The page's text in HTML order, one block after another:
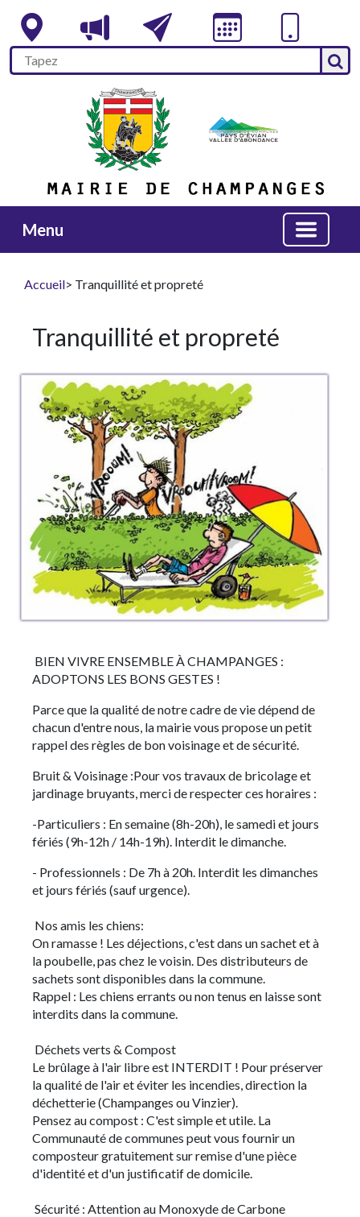
Menu
Accueil> Tranquillité et propreté
Tranquillité et propreté
BIEN VIVRE ENSEMBLE À CHAMPANGES :
ADOPTONS LES BONS GESTES !
Parce que la qualité de notre cadre de vie dépend de
chacun d'entre nous, la mairie vous propose un petit
rappel des règles de bon voisinage et de sécurité.
Bruit & Voisinage :Pour vos travaux de bricolage et
jardinage bruyants, merci de respecter ces horaires :
-Particuliers : En semaine (8h-20h), le samedi et jours
fériés (9h-12h / 14h-19h). Interdit le dimanche.
- Professionnels : De 7h à 20h. Interdit les dimanches
et jours fériés (sauf urgence).
Nos amis les chiens:
On ramasse ! Les déjections, c'est dans un sachet et à
la poubelle, pas chez le voisin. Des distributeurs de
sachets sont disponibles dans la commune.
Rappel : Les chiens errants ou non tenus en laisse sont
interdits dans la commune.
Déchets verts & Compost
Le brûlage à l'air libre est INTERDIT ! Pour préserver
la qualité de l'air et éviter les incendies, direction la
déchetterie (Champanges ou Vinzier).
Pensez au compost : C'est simple et utile. La
Communauté de communes peut vous fournir un
composteur gratuitement sur remise d'une pièce
d'identité et d'un justificatif de domicile.
Sécurité : Attention au Monoxyde de Carbone